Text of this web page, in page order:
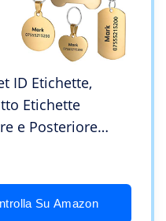
ID Etichette,
Etichette
e Posteriore
Su Amazon